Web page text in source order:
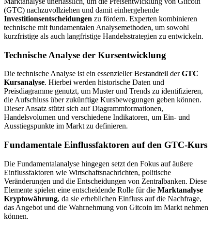
(GTC) nachzuvollziehen und damit einhergehende
Investitionsentscheidungen zu fördern. Experten kombinieren
technische mit fundamentalen Analysemethoden, um sowohl
kurzfristige als auch langfristige Handelsstrategien zu entwickeln.
Technische Analyse der Kursentwicklung
Die technische Analyse ist ein essenzieller Bestandteil derGTC
Kursanalyse. Hierbei werden historische Daten und
Preisdiagramme genutzt, um Muster und Trends zu identifizieren,
die Aufschluss über zukünftige Kursbewegungen geben können.
Dieser Ansatz stützt sich auf Diagrammformationen,
Handelsvolumen und verschiedene Indikatoren, um Ein- und
Ausstiegspunkte im Markt zu definieren.
Fundamentale Einflussfaktoren auf den GTC-Kurs
Die Fundamentalanalyse hingegen setzt den Fokus auf äußere
Einflussfaktoren wie Wirtschaftsnachrichten, politische
Veränderungen und die Entscheidungen von Zentralbanken. Diese
Elemente spielen eine entscheidende Rolle für die Marktanalyse
Kryptowährung, da sie erheblichen Einfluss auf die Nachfrage,
das Angebot und die Wahrnehmung von Gitcoin im Markt nehmen
können.